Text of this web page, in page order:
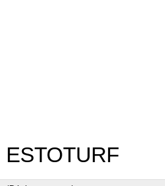
ESTOTURF